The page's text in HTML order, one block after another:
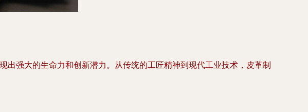
强大的生命力和创新潜力。从传统的工匠精神到现代工业技术，皮革制